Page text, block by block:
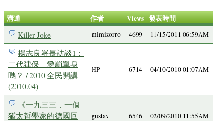
溝通 作者 Views 發表時間
Killer Joke mimizorro 4699 11/15/2011 06:59AM
楊志良署長訪談1：
二代建保 懲罰單身
嗎？ / 2010 全民開講
(2010.04)
HP 6714 04/10/2010 01:07AM
《一九三三．一個
猶太哲學家的德國回
gustav 6546 02/09/2010 11:55AM